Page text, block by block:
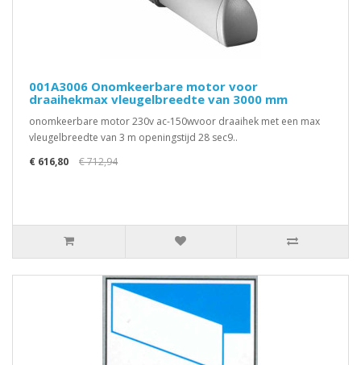
001A3006 Onomkeerbare motor voor
draaihekmax vleugelbreedte van 3000 mm
onomkeerbare motor 230v ac-150wvoor draaihek met een max
vleugelbreedte van 3 m openingstijd 28 sec9..
€ 616,80
€ 712,94